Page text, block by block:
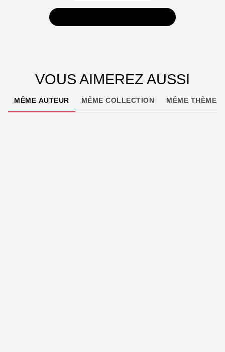
VOUS AIMEREZ AUSSI
MÊME AUTEUR MÊME COLLECTION MÊME THÈME